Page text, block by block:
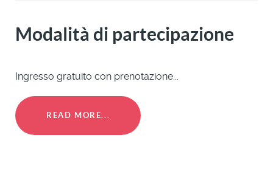
Modalità di partecipazione
Ingresso gratuito con prenotazione...
READ MORE...